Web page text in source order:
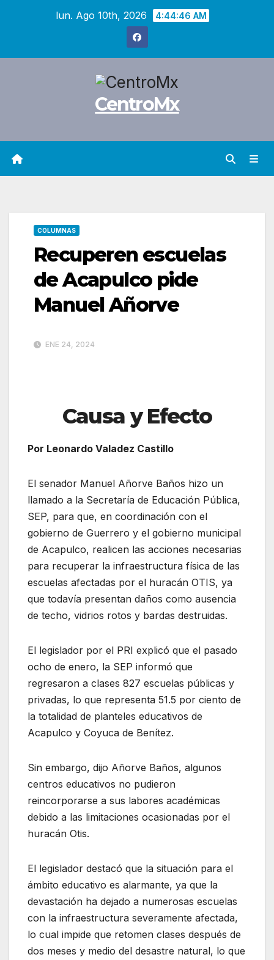
lun. Ago 10th, 2026 4:44:47 AM
CentroMx
COLUMNAS
Recuperen escuelas
de Acapulco pide
Manuel Añorve
ENE 24, 2024
Causa y Efecto
Por Leonardo Valadez Castillo
El senador Manuel Añorve Baños hizo un
llamado a la Secretaría de Educación Pública,
SEP, para que, en coordinación con el
gobierno de Guerrero y el gobierno municipal
de Acapulco, realicen las acciones necesarias
para recuperar la infraestructura física de las
escuelas afectadas por el huracán OTIS, ya
que todavía presentan daños como ausencia
de techo, vidrios rotos y bardas destruidas.
El legislador por el PRI explicó que el pasado
ocho de enero, la SEP informó que
regresaron a clases 827 escuelas públicas y
privadas, lo que representa 51.5 por ciento de
la totalidad de planteles educativos de
Acapulco y Coyuca de Benítez.
Sin embargo, dijo Añorve Baños, algunos
centros educativos no pudieron
reincorporarse a sus labores académicas
debido a las limitaciones ocasionadas por el
huracán Otis.
El legislador destacó que la situación para el
ámbito educativo es alarmante, ya que la
devastación ha dejado a numerosas escuelas
con la infraestructura severamente afectada,
lo cual impide que retomen clases después de
dos meses y medio del desastre natural, lo que